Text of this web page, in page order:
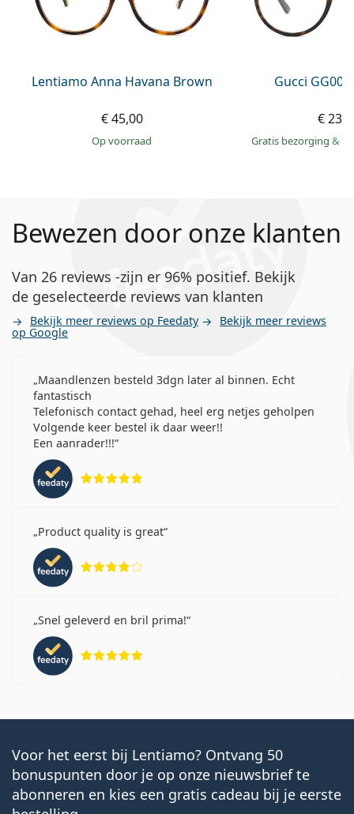
Lentiamo Anna Havana Brown
€ 45,00
op voorraad
Gucci
€
Gratis bezorging &
Bewezen door onze klanten
Van 26 reviews -zijn er 96% positief. Bekijk
de geselecteerde reviews van klanten
Bekijk meer reviews op Feedaty Bekijk meer reviews
op Google
Maandlenzen besteld 3dgn later al binnen. Echt
fantastisch
Telefonisch contact gehad, heel erg netjes geholpen
Volgende keer bestel ik daar weer!!
Een aanrader!!!
Product quality is great
Snel geleverd en bril prima!
Voor het eerst bij Lentiamo? Ontvang 50
bonuspunten door je op onze nieuwsbrief te
abonneren en kies een gratis cadeau bij je eerste